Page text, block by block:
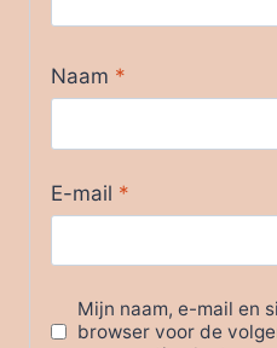
Naam *
E-mail *
Mijn naam, e-mail en
browser voor de